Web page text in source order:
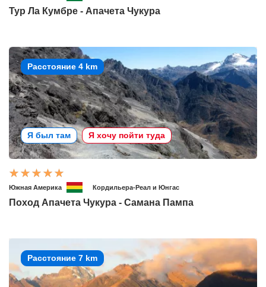
Тур Ла Кумбре - Апачета Чукура
Расстояние 4 km
Я был там Я хочу пойти туда
Южная Америка Кордильера-Реал и Юнгас
Поход Апачета Чукура - Самана Пампа
Расстояние 7 km